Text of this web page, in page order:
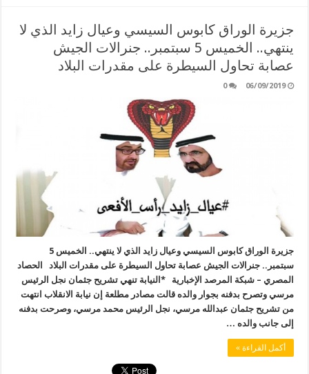
جزيرة الوراق كابوس السيسي وعيال زايد الذي لا
ينتهي.. الخميس 5 سبتمبر.. جنرالات الجيش
عصابة تحاول السيطرة على مقدرات البلاد
06/09/2019
0
جزيرة الوراق كابوس السيسي وعيال زايد الذي لا ينتهي.. الخميس 5
سبتمبر.. جنرالات الجيش عصابة تحاول السيطرة على مقدرات البلاد الحصاد
المصري – شبكة المرصد الإخبارية *النيابة تنهي تشريح جثمان نجل الرئيس
مرسي وتصرح بدفنه بجوار والده قالت مصادر مطلعة إن نيابة الانقلاب انتهت
من تشريح جثمان عبدالله مرسي، نجل الرئيس محمد مرسي، وصرحت بدفنه
إلى جانب والده …
أكمل القراءة »